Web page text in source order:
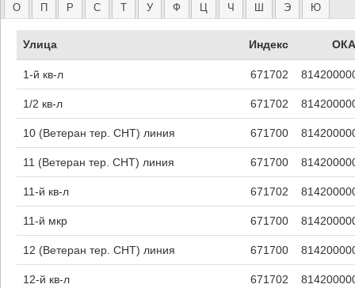
О
П Р С Т У Ф Ч Э Ю
Улица Индекс
1-й кв-л 671702
1/2 кв-л 671702
10 (Ветеран тер. СНТ) линия 671700
11 (Ветеран тер. СНТ) линия 671700
11-й кв-л 671702
11-й мкр 671700
12 (Ветеран тер. СНТ) линия 671700
12-й кв-л 671702